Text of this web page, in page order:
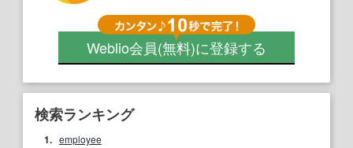
Weblio会員(無料)に登録する
検索ランキング
1. employee